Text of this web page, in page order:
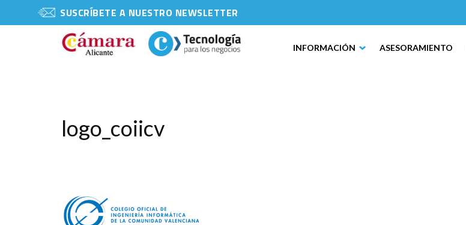
SUSCRÍBETE A NUESTRO NEWSLETTER
INFORMACIÓN ASESORAMIENTO
logo_coiicv